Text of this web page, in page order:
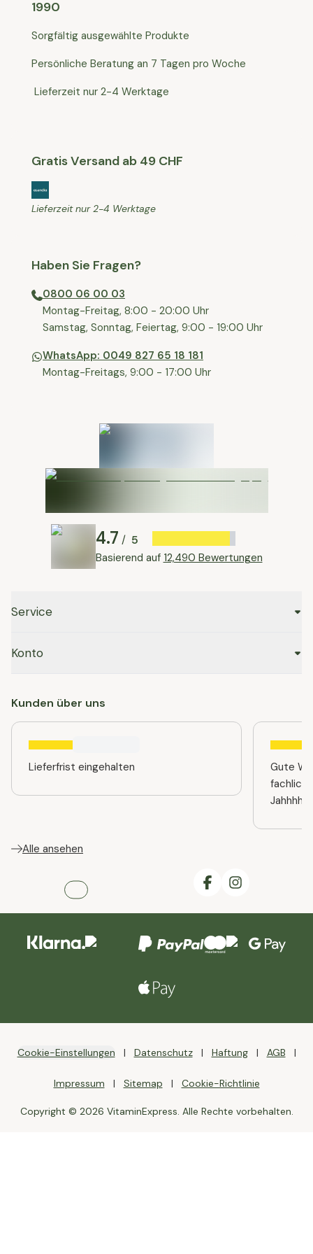
1990
Sorgfältig ausgewählte Produkte
Persönliche Beratung an 7 Tagen pro Woche
Lieferzeit nur 2-4 Werktage
Gratis Versand ab 49 CHF
Lieferzeit nur 2-4 Werktage
Haben Sie Fragen?
0800 06 00 03
⁠Montag-Freitag, 8:00 - 20:00 Uhr
⁠Samstag, Sonntag, Feiertag, 9:00 - 19:00 Uhr
WhatsApp: 0049 827 65 18 181
Montag-Freitags, 9:00 - 17:00 Uhr
4.7 / 5
Basierend auf 12,490 Bewertungen
Service
Konto
Kunden über uns
Lieferfrist eingehalten
Gute
fachlich
Alle ansehen
Cookie-Einstellungen Datenschutz Haftung AGB
Impressum Sitemap Cookie-Richtlinie
Copyright © 2026 VitaminExpress. Alle Rechte vorbehalten.